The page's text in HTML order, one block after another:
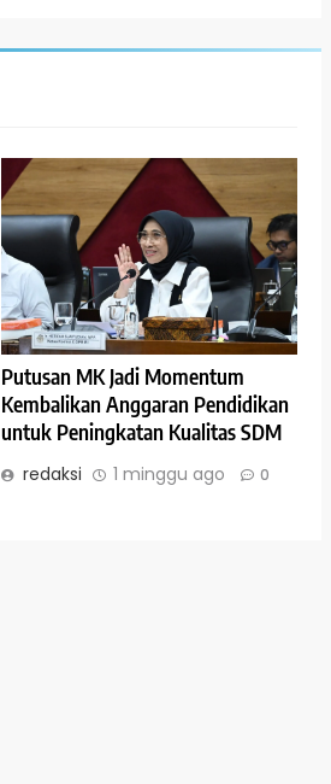
Putusan MK Jadi Momentum
Kembalikan Anggaran Pendidikan
untuk Peningkatan Kualitas SDM
redaksi 1 minggu ago 0